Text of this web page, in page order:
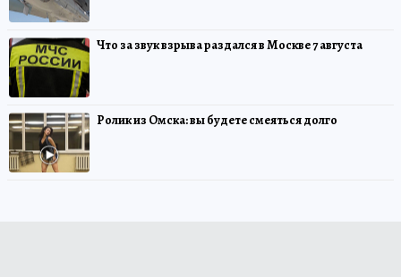
Что за звук взрыва раздался в Москве 7 августа
Ролик из Омска: вы будете смеяться долго